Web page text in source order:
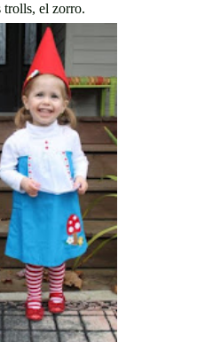
el zorro.